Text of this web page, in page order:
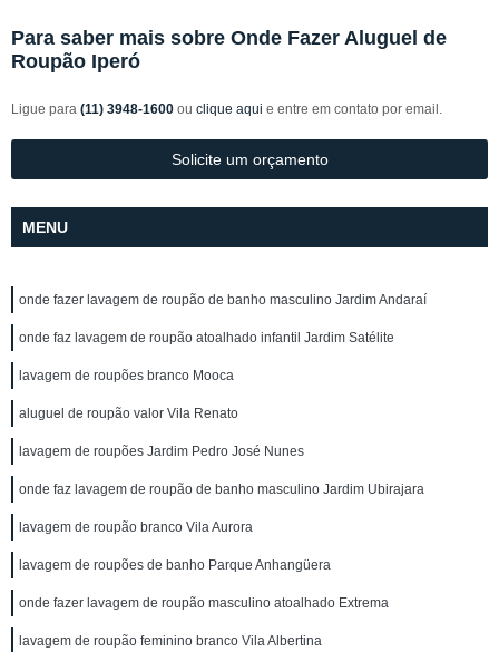
Para saber mais sobre Onde Fazer Aluguel de
Roupão Iperó
Ligue para (11) 3948-1600 ou clique aqui e entre em contato por email.
Solicite um orçamento
MENU
onde fazer lavagem de roupão de banho masculino Jardim Andaraí
onde faz lavagem de roupão atoalhado infantil Jardim Satélite
lavagem de roupões branco Mooca
aluguel de roupão valor Vila Renato
lavagem de roupões Jardim Pedro José Nunes
onde faz lavagem de roupão de banho masculino Jardim Ubirajara
lavagem de roupão branco Vila Aurora
lavagem de roupões de banho Parque Anhangüera
onde fazer lavagem de roupão masculino atoalhado Extrema
lavagem de roupão feminino branco Vila Albertina